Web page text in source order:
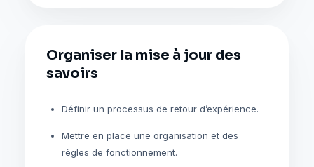
Organiser la mise à jour des
savoirs
Définir un processus de retour d’expérience.
Mettre en place une organisation et des
règles de fonctionnement.